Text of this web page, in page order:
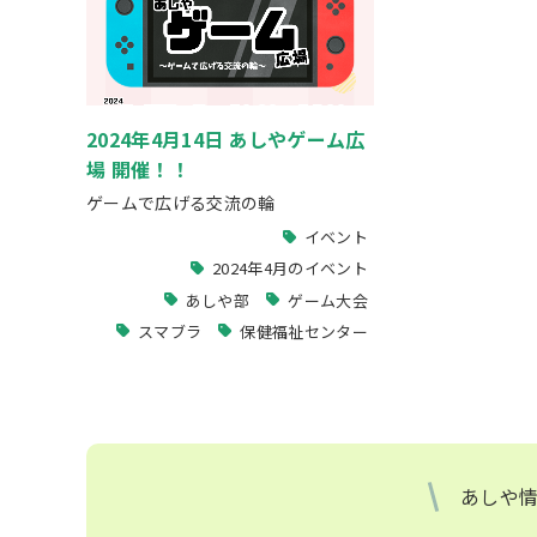
2024年4月14日 あしやゲーム広
場 開催！！
ゲームで広げる交流の輪
イベント
2024年4月のイベント
あしや部
ゲーム大会
スマブラ
保健福祉センター
あしや